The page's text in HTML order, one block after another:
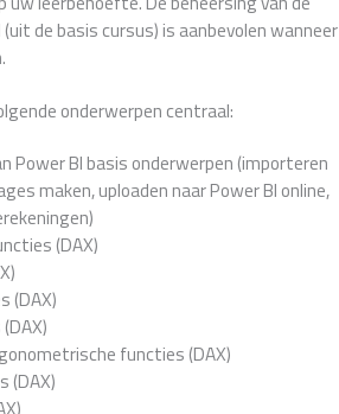
de basis cursus) is aanbevolen wanneer
onderwerpen centraal:
Power BI basis onderwerpen (importeren
maken, uploaden naar Power BI online,
(DAX)
(DAX)
functies (DAX)
(DAX)